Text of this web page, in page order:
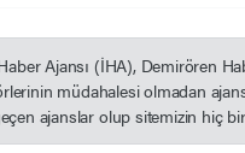
Ajansı (İHA), Demirören
müdahalesi olmadan
ajanslar olup sitemizin hiç